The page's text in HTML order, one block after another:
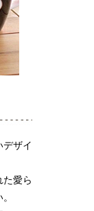
デザイ
た愛ら